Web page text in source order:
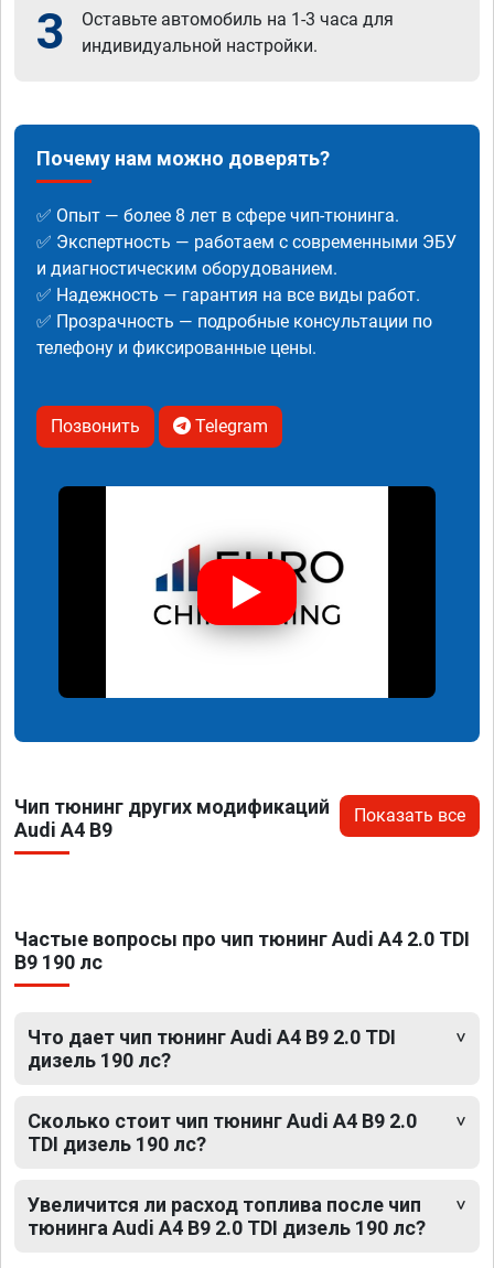
3
Оставьте автомобиль на 1-3 часа для
индивидуальной настройки.
Почему нам можно доверять?
✅ Опыт — более 8 лет в сфере чип-тюнинга.
✅ Экспертность — работаем с современными ЭБУ
и диагностическим оборудованием.
✅ Надежность — гарантия на все виды работ.
✅ Прозрачность — подробные консультации по
телефону и фиксированные цены.
Позвонить Telegram
Чип тюнинг других модификаций
Audi A4 B9
Показать все
Частые вопросы про чип тюнинг Audi A4 2.0 TDI
B9 190 лс
Что дает чип тюнинг Audi A4 B9 2.0 TDI
дизель 190 лс?
Сколько стоит чип тюнинг Audi A4 B9 2.0
TDI дизель 190 лс?
Увеличится ли расход топлива после чип
тюнинга Audi A4 B9 2.0 TDI дизель 190 лс?